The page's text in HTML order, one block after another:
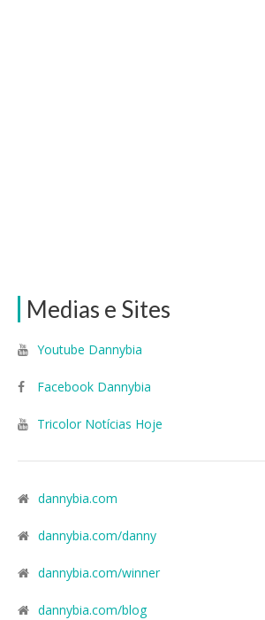
Medias e Sites
Youtube Dannybia
Facebook Dannybia
Tricolor Notícias Hoje
dannybia.com
dannybia.com/danny
dannybia.com/winner
dannybia.com/blog